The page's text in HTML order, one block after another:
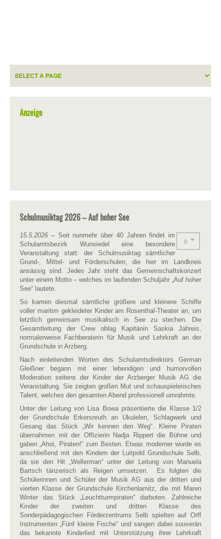
Anzeige
Schulmusiktag 2026 – Auf hoher See
15.5.2026 – Seit nunmehr über 40 Jahren findet im
Schulamtsbezirk Wunsiedel eine besondere
Veranstaltung statt: der Schulmusiktag sämtlicher
Grund-, Mittel- und Förderschulen, die hier im Landkreis
ansässig sind. Jedes Jahr steht das Gemeinschaftskonzert
unter einem Motto – welches im laufenden Schuljahr „Auf hoher
See“ lautete.
So kamen diesmal sämtliche größere und kleinere Schiffe
voller maritim gekleideter Kinder am Rosenthal-Theater an, um
letztlich gemeinsam musikalisch in See zu stechen. Die
Gesamtleitung der Crew oblag Kapitänin Saskia Jahreis,
normalerweise Fachberaterin für Musik und Lehrkraft an der
Grundschule in Arzberg.
Nach einleitenden Worten des Schulamtsdirektors German
Gleißner begann mit einer lebendigen und humorvollen
Moderation seitens der Kinder der Arzberger Musik AG die
Veranstaltung. Sie zeigten großen Mut und schauspielerisches
Talent, welches den gesamten Abend professionell umrahmte.
Unter der Leitung von Lisa Bowa präsentierte die Klasse 1/2
der Grundschule Erkersreuth an Ukulelen, Schlagwerk und
Gesang das Stück „Wir kennen den Weg“. Kleine Piraten
übernahmen mit der Offizierin Nadja Rippert die Bühne und
gaben „Ahoi, Piraten!“ zum Besten. Etwas moderner wurde es
anschließend mit den Kindern der Luitpold Grundschule Selb,
da sie den Hit „Wellerman“ unter der Leitung von Manuela
Bartsch tänzerisch als Reigen umsetzen. Es folgten die
Schülerinnen und Schüler der Musik AG aus der dritten und
vierten Klasse der Grundschule Kirchenlamitz, die mit Maren
Winter das Stück „Leuchtturmpiraten“ darboten. Zahlreiche
Kinder der zweiten und dritten Klasse des
Sonderpädagogischen Förderzentrums Selb spielten auf Orff
Instrumenten „Fünf kleine Fische“ und sangen dabei souverän
das bekannte Kinderlied mit Unterstützung ihrer Lehrkraft